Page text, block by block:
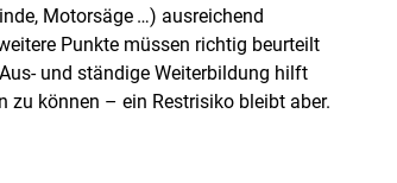
Motorsäge …) ausreichend
Punkte müssen richtig beurteilt
und ständige Weiterbildung hilft
zu können – ein Restrisiko bleibt aber.